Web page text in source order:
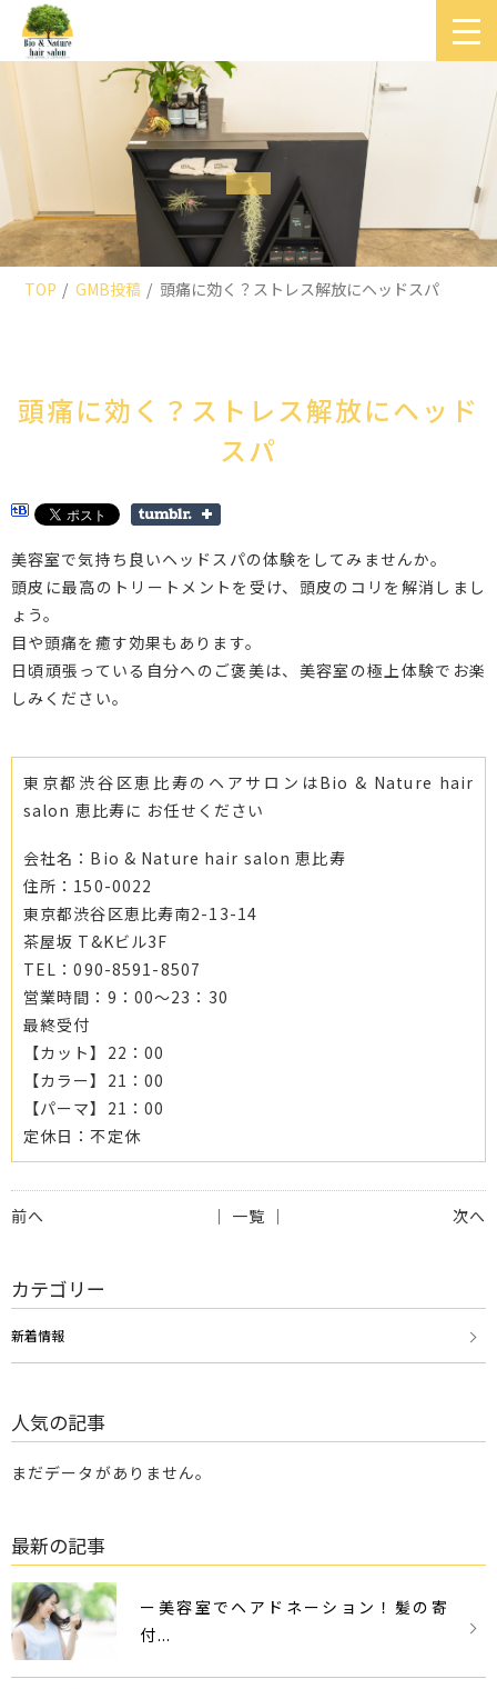
TOP GMB投稿 頭痛に効く？ストレス解放にヘッドスパ
頭痛に効く？ストレス解放にヘッド
スパ
美容室で気持ち良いヘッドスパの体験をしてみませんか。
頭皮に最高のトリートメントを受け、頭皮のコリを解消しまし
ょう。
目や頭痛を癒す効果もあります。
日頃頑張っている自分へのご褒美は、美容室の極上体験でお楽
しみください。
東京都渋谷区恵比寿のヘアサロンはBio & Nature hair
salon 恵比寿に お任せください
会社名：Bio & Nature hair salon 恵比寿
住所：150-0022
東京都渋谷区恵比寿南2-13-14
茶屋坂 T&Kビル3F
TEL：090-8591-8507
営業時間：9：00～23：30
最終受付
【カット】22：00
【カラー】21：00
【パーマ】21：00
定休日：不定休
前へ 次へ
│ 一覧 │
カテゴリー
新着情報
人気の記事
まだデータがありません。
最新の記事
ー美容室でヘアドネーション！髪の寄
付...